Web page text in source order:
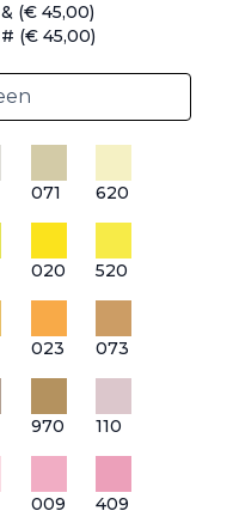
& (€ 45,00)
# (€ 45,00)
071 620
020 520
023 073
970 110
009 409